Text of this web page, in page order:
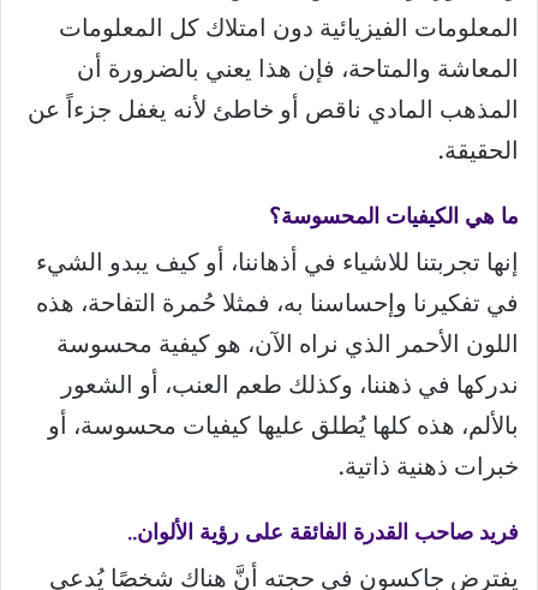
المعلومات الفيزيائية دون امتلاك كل المعلومات
المعاشة والمتاحة، فإن هذا يعني بالضرورة أن
المذهب المادي ناقص أو خاطئ لأنه يغفل جزءاً عن
الحقيقة.
ما هي الكيفيات المحسوسة؟
إنها تجربتنا للاشياء في أذهاننا، أو كيف يبدو الشيء
في تفكيرنا وإحساسنا به، فمثلا حُمرة التفاحة، هذه
اللون الأحمر الذي نراه الآن، هو كيفية محسوسة
ندركها في ذهننا، وكذلك طعم العنب، أو الشعور
بالألم، هذه كلها يُطلق عليها كيفيات محسوسة، أو
خبرات ذهنية ذاتية.
فريد صاحب القدرة الفائقة على رؤية الألوان..
يفترض جاكسون في حجته أنَّ هناك شخصًا يُدعى